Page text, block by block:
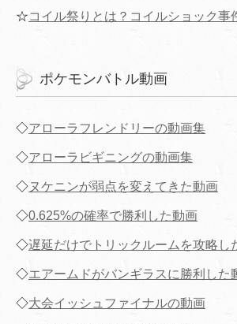
☆コイル祭りとは？コイルショック事
ポケモンバトル動画
◇アローラフレンドリーの動画集
◇アローラビギニングの動画集
◇ヌケニンが弱点を変えてきた動画
◇0.625%の確率で勝利した動画
◇遅延だけでトリックルームを攻略し
◇エアームドがバンギラスに勝利した
◇大会イッシュファイナルの動画